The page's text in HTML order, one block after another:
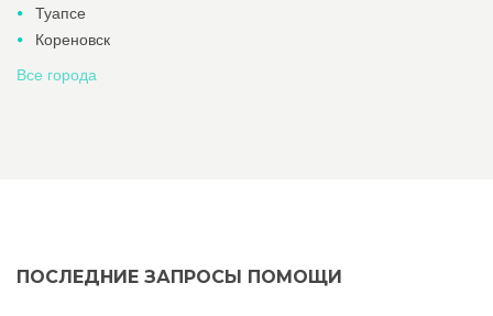
Туапсе
Кореновск
Все города
ПОСЛЕДНИЕ ЗАПРОСЫ ПОМОЩИ